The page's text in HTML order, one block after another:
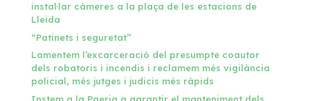
instal·lar càmeres a la plaça de les estacions de
Lleida
“Patinets i seguretat”
Lamentem l’excarceració del presumpte coautor
dels robatoris i incendis i reclamem més vigilància
policial, més jutges i judicis més ràpids